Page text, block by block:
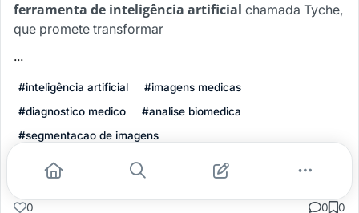
ferramenta de inteligência artificial chamada Tyche,
que promete transformar
...
#inteligência artificial
#imagens medicas
#diagnostico medico
#analise biomedica
#segmentacao de imagens
Leia mais
0 0 0